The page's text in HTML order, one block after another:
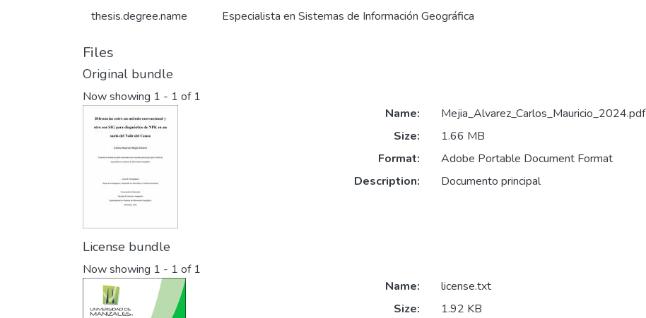
thesis.degree.name Especialista en Sistemas de Información Geográfica
Files
Original bundle
Now showing 1 - 1 of 1
Name:
Mejia_Alvarez_Carlos_Mauricio_2024.pdf
Size:
1.66 MB
Format:
Adobe Portable Document Format
Description:
Documento principal
License bundle
Now showing 1 - 1 of 1
Name:
license.txt
Size:
1.92 KB